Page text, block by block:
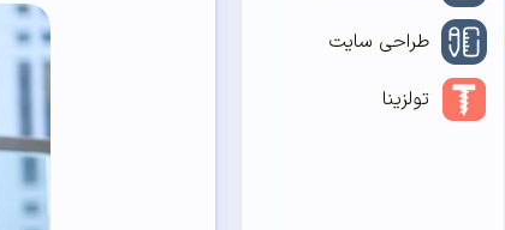
طراحی سایت
تولزینا